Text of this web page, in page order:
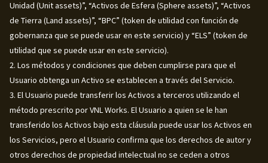
Unidad (Unit assets)”, “Activos de Esfera (Sphere assets)”, “Activos
de Tierra (Land assets)”, “BPC” (token de utilidad con función de
gobernanza que se puede usar en este servicio) y “ELS” (token de
utilidad que se puede usar en este servicio).
2. Los métodos y condiciones que deben cumplirse para que el
Usuario obtenga un Activo se establecen a través del Servicio.
3. El Usuario puede transferir los Activos a terceros utilizando el
método prescrito por VNL Works. El Usuario a quien se le han
transferido los Activos bajo esta cláusula puede usar los Activos en
los Servicios, pero el Usuario confirma que los derechos de autor y
otros derechos de propiedad intelectual no se ceden a otros